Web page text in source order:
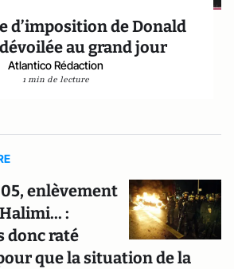
d’imposition de Donald
au grand jour
Atlantico Rédaction
1 min de lecture
enlèvement
:
donc raté
que la situation de la